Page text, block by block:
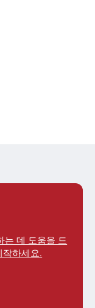
는 데 도움을 드
작하세요.